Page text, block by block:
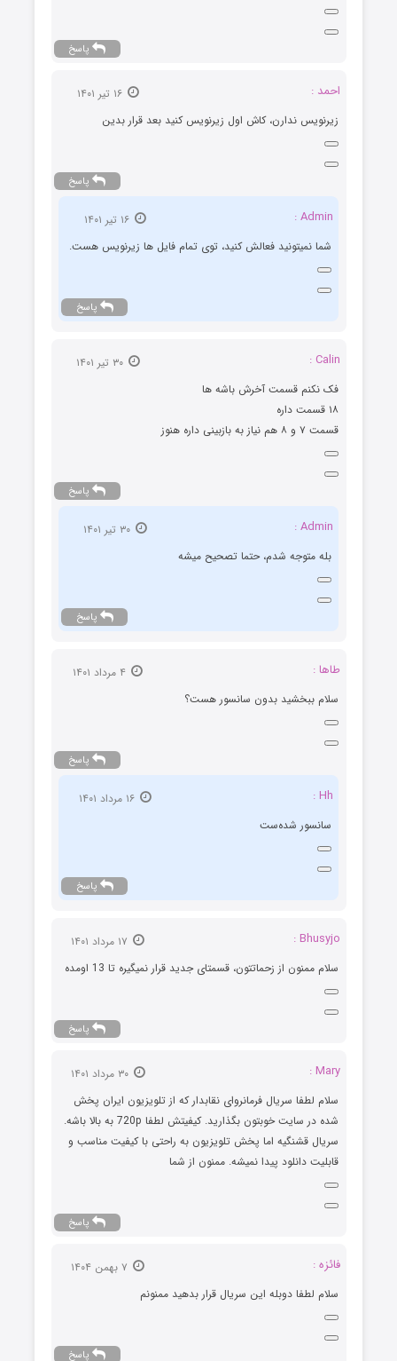
پاسخ
احمد :
۱۶ تیر ۱۴۰۱
زیرنویس ندارن، کاش اول زیرنویس کنید بعد قرار بدین
پاسخ
Admin :
۱۶ تیر ۱۴۰۱
شما نمیتونید فعالش کنید، توی تمام فایل ها زیرنویس هست.
پاسخ
Calin :
۳۰ تیر ۱۴۰۱
فک نکنم قسمت آخرش باشه ها
۱۸ قسمت داره
قسمت ۷ و ۸ هم نیاز به بازبینی داره هنوز
پاسخ
Admin :
۳۰ تیر ۱۴۰۱
بله متوجه شدم، حتما تصحیح میشه
پاسخ
طاها :
سلام ببخشید بدون‌ سانسور هست؟
پاسخ
Hh :
۱۶ مرداد ۱۴۰۱
سانسور شده‌ست
پاسخ
Bhusyjo :
سلام ممنون از زحماتتون، قسمتای جدید قرار نمیگیره تا 13 اومده
پاسخ
Mary :
۳۰ مرداد ۱۴۰۱
سلام لطفا سریال فرمانروای نقابدار که از تلویزیون ایران پخش
شده در سایت خوبتون بگذارید. کیفیتش لطفا 720p به بالا باشه.
سریال قشنگیه اما پخش تلویزیون به راحتی با کیفیت مناسب و
قابلیت دانلود پیدا نمیشه. ممنون از شما
پاسخ
فائزه :
سلام لطفا دوبله این سریال قرار بدهید ممنونم
پاسخ